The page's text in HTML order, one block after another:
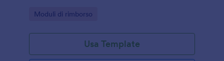
volontariato con Jotform.
Go to Category:
Moduli di rimborso
Usa Template